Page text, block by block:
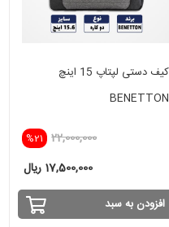
کیف دستی لپتاپ 15 اینچ
BENETTON
%21 22,000,000
17,500,000 ریال
افزودن به سبد